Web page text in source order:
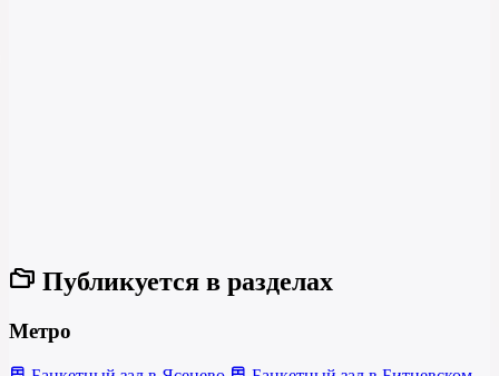
Публикуется в разделах
Метро